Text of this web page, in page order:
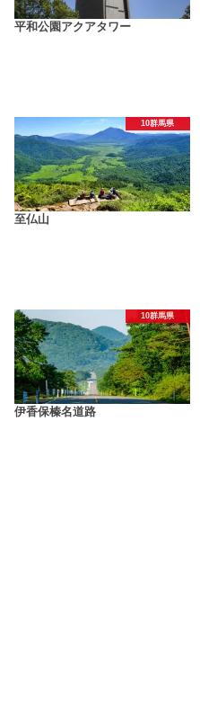
平和公園アクアタワー
10群馬県
至仏山
10群馬県
伊香保榛名道路